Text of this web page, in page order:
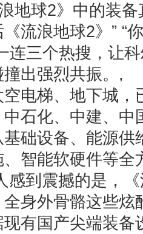
球2》中的装备
流浪地球2》” “
连三个热搜，让
撞出强烈共振
电梯、地下城，
中石化、中建、
础设备、能源供
智能软硬件等全
到震撼的是，《
身外骨骼这些炫
有国产尖端装备